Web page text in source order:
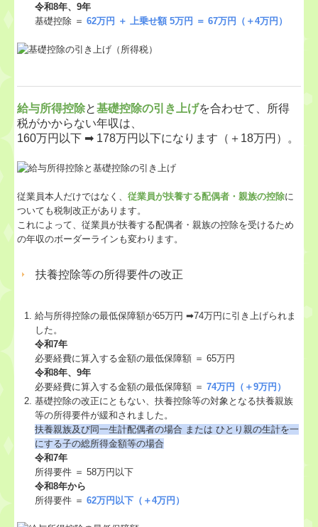
令和8年、9年
基礎控除 ＝62万円 ＋ 上乗せ額 5万円 ＝ 67万円（＋4万円）
給与所得控除と基礎控除の引き上げを合わせて、所得
税がかからない年収は、
160万円以下 ➡ 178万円以下になります（＋18万円）。
従業員本人だけではなく、従業員が扶養する配偶者・親族の控除に
ついても税制改正があります。
これによって、従業員が扶養する配偶者・親族の控除を受けるため
の年収のボーダーラインも変わります。
扶養控除等の所得要件の改正
給与所得控除の最低保障額が65万円 ➡74万円に引き上げられま
した。
令和7年
必要経費に算入する金額の最低保障額 ＝ 65万円
令和8年、9年
必要経費に算入する金額の最低保障額 ＝74万円（＋9万円）
基礎控除の改正にともない、扶養控除等の対象となる扶養親族
等の所得要件が緩和されました。
扶養親族及び同⼀⽣計配偶者の場合 または ひとり親の⽣計を⼀
にする⼦の総所得⾦額等の場合
令和7年
所得要件 ＝ 58万円以下
令和8年から
所得要件 ＝62万円以下（＋4万円）